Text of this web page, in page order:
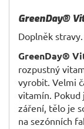
GreenDay®
Doplněk stravy.
GreenDay®
rozpustný
vyrobit. Velmi
vitamín. Pokud
záření, tělo je
na sezónních